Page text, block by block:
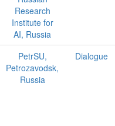
Research
Institute for
AI, Russia
PetrSU,
Petrozavodsk,
Russia
Dialogue